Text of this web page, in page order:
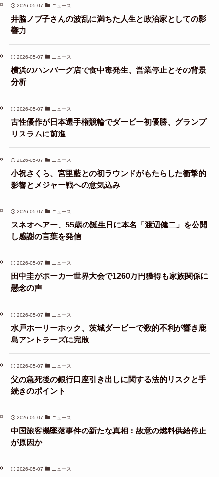
2026-05-07 ニュース
井脇ノブ子さんの波乱に満ちた人生と政治家としての影
響力
2026-05-07 ニュース
横浜のハンバーグ店で食中毒発生、営業停止とその背景
分析
2026-05-07 ニュース
古性優作が日本選手権競輪でダービー初優勝、グランプ
リスラムに前進
2026-05-07 ニュース
小祝さくら、宮里藍との初ラウンドがもたらした衝撃的
影響とメジャー戦への意気込み
2026-05-07 ニュース
スネオヘアー、55歳の誕生日に本名「渡辺健二」を公開
し感謝の言葉を発信
2026-05-07 ニュース
田中圭がポーカー世界大会で1260万円獲得も家族関係に
懸念の声
2026-05-07 ニュース
水戸ホーリーホック、茨城ダービーで数的不利が響き鹿
島アントラーズに完敗
2026-05-07 ニュース
父の急死後の銀行口座引き出しに関する法的リスクと手
続きのポイント
2026-05-07 ニュース
中国旅客機墜落事件の新たな真相：故意の燃料供給停止
が原因か
2026-05-07 ニュース